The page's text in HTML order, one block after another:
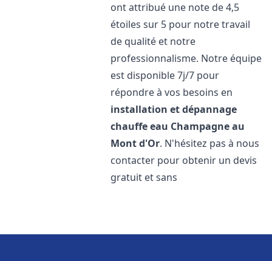
ont attribué une note de 4,5
étoiles sur 5 pour notre travail
de qualité et notre
professionnalisme. Notre équipe
est disponible 7j/7 pour
répondre à vos besoins en
installation et dépannage
chauffe eau Champagne au
Mont d'Or. N'hésitez pas à nous
contacter pour obtenir un devis
gratuit et sans